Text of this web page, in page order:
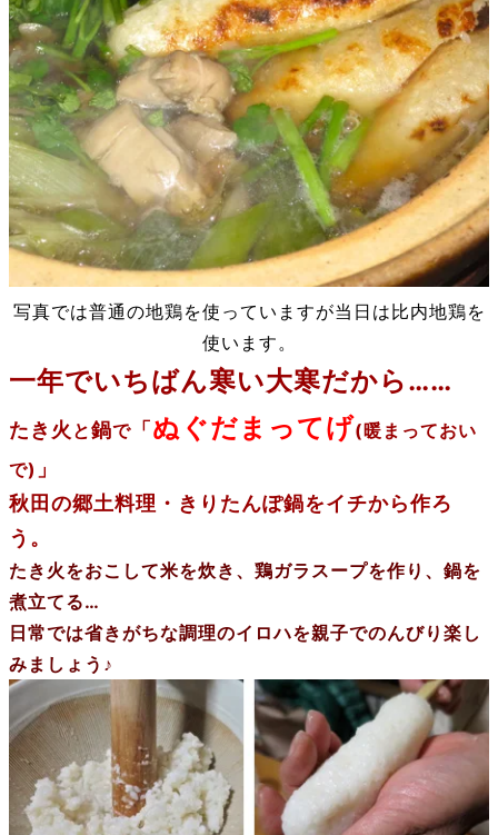
写真では普通の地鶏を使っていますが当日は比内地鶏を
使います。
一年でいちばん寒い大寒だから……
たき火 と鍋で 「 ぬぐだまってげ(暖まっておい
で) 」
秋田の郷土料理・きりたんぽ鍋をイチから作ろ
う。
たき火をおこして米を炊き、 鶏ガラスープを作り、 鍋を
煮立てる…
日常では省きがちな調理のイロハを親子でのんびり楽し
みましょう♪